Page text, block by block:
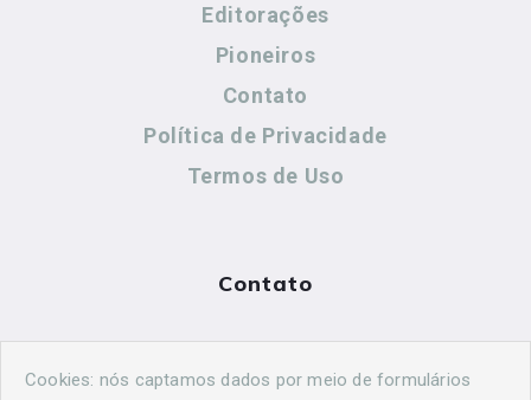
Editorações
Pioneiros
Contato
Política de Privacidade
Termos de Uso
Contato
(44) 99883-8883
maringahistorica@gmail.com
Cookies: nós captamos dados por meio de formulários